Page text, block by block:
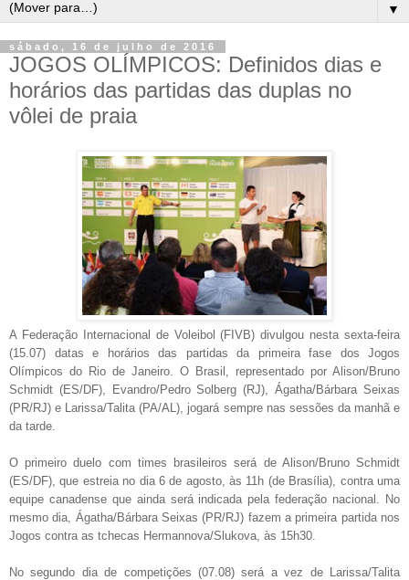
▼
sábado, 16 de julho de 2016
JOGOS OLÍMPICOS: Definidos dias e
horários das partidas das duplas no
vôlei de praia
A Federação Internacional de Voleibol (FIVB) divulgou nesta sexta-feira
(15.07) datas e horários das partidas da primeira fase dos Jogos
Olímpicos do Rio de Janeiro. O Brasil, representado por Alison/Bruno
Schmidt (ES/DF), Evandro/Pedro Solberg (RJ), Ágatha/Bárbara Seixas
(PR/RJ) e Larissa/Talita (PA/AL), jogará sempre nas sessões da manhã e
da tarde.
O primeiro duelo com times brasileiros será de Alison/Bruno Schmidt
(ES/DF), que estreia no dia 6 de agosto, às 11h (de Brasília), contra uma
equipe canadense que ainda será indicada pela federação nacional. No
mesmo dia, Ágatha/Bárbara Seixas (PR/RJ) fazem a primeira partida nos
Jogos contra as tchecas Hermannova/Slukova, às 15h30.
No segundo dia de competições (07.08) será a vez de Larissa/Talita